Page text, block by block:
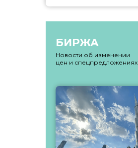
БИРЖА
Новости об изменении
цен и спецпредложениях